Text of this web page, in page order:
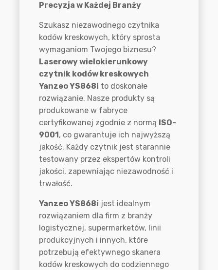
Precyzja w Każdej Branży
Szukasz niezawodnego czytnika
kodów kreskowych, który sprosta
wymaganiom Twojego biznesu?
Laserowy wielokierunkowy
czytnik kodów kreskowych
Yanzeo YS868i to doskonałe
rozwiązanie. Nasze produkty są
produkowane w fabryce
certyfikowanej zgodnie z normą ISO-
9001, co gwarantuje ich najwyższą
jakość. Każdy czytnik jest starannie
testowany przez ekspertów kontroli
jakości, zapewniając niezawodność i
trwałość.
Yanzeo YS868i jest idealnym
rozwiązaniem dla firm z branży
logistycznej, supermarketów, linii
produkcyjnych i innych, które
potrzebują efektywnego skanera
kodów kreskowych do codziennego